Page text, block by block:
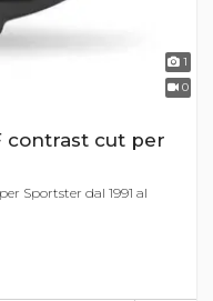
1
0
contrast cut per
Sportster dal 1991 al